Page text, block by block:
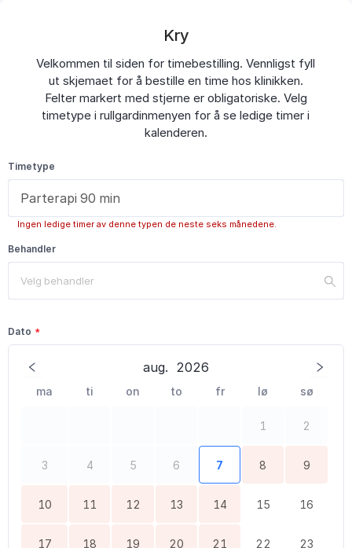
Kry
Velkommen til siden for timebestilling. Vennligst fyll
ut skjemaet for å bestille en time hos klinikken.
Felter markert med stjerne er obligatoriske. Velg
timetype i rullgardinmenyen for å se ledige timer i
kalenderen.
Timetype
Ingen ledige timer av denne typen de neste seks månedene.
Behandler
Velg behandler
Dato
aug. 2026
ma ti on to fr lø sø
1 2
3 4 5 6 7 8 9
10 11 12 13 14 15 16
17 18 19 20 21 22 23